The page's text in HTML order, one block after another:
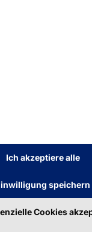
Ich akzeptiere alle
speichern
Cookies